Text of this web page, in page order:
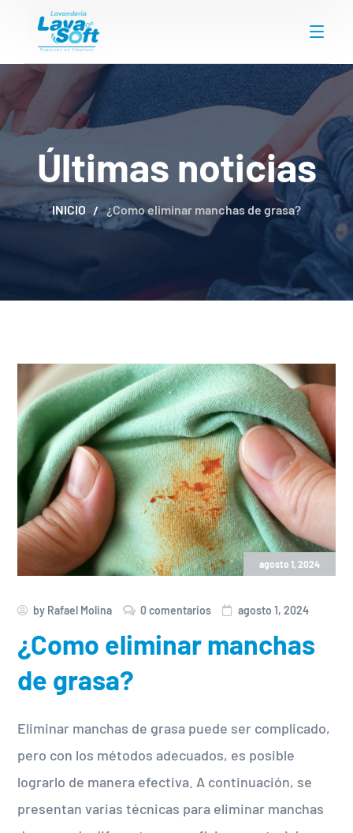
INICIO ¿Como eliminar manchas de grasa?
Últimas noticias
agosto 1, 2024
by Rafael Molina 0 comentarios agosto 1, 2024
¿Como eliminar manchas
de grasa?
Eliminar manchas de grasa puede ser complicado,
pero con los métodos adecuados, es posible
lograrlo de manera efectiva. A continuación, se
presentan varias técnicas para eliminar manchas